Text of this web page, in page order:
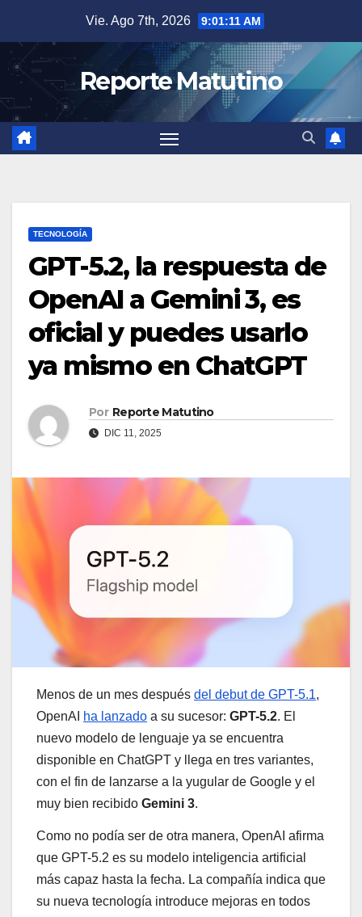
contenido
Vie. Ago 7th, 2026 9:01:13 AM
Reporte Matutino
TECNOLOGÍA
GPT-5.2, la respuesta de
OpenAI a Gemini 3, es
oficial y puedes usarlo
ya mismo en ChatGPT
Por Reporte Matutino
DIC 11, 2025
Menos de un mes después del debut de GPT-5.1,
OpenAI
ha lanzado a su sucesor: GPT-5.2. El
nuevo modelo de lenguaje ya se encuentra
disponible en ChatGPT y llega en tres variantes,
con el fin de lanzarse a la yugular de Google y el
muy bien recibido Gemini 3.
Como no podía ser de otra manera, OpenAI afirma
que GPT-5.2 es su modelo inteligencia artificial
más capaz hasta la fecha. La compañía indica que
su nueva tecnología introduce mejoras en todos